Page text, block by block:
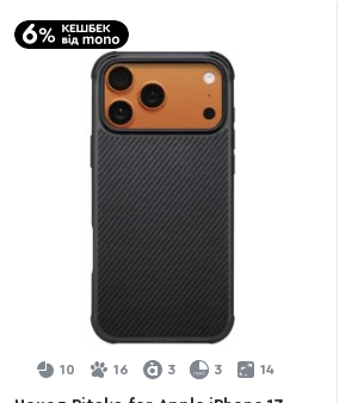
10 16 3 3 14